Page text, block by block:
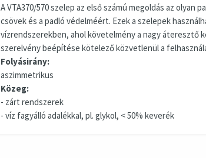
A VTA370/570 szelep az első számú megoldás az
csövek és a padló védelméért. Ezek a szelepek
vízrendszerekben, ahol követelmény a nagy áteresztő
szerelvény beépítése kötelező közvetlenül a
Folyásirány:
aszimmetrikus
Közeg:
- zárt rendszerek
- víz fagyálló adalékkal, pl. glykol, < 50% keverék